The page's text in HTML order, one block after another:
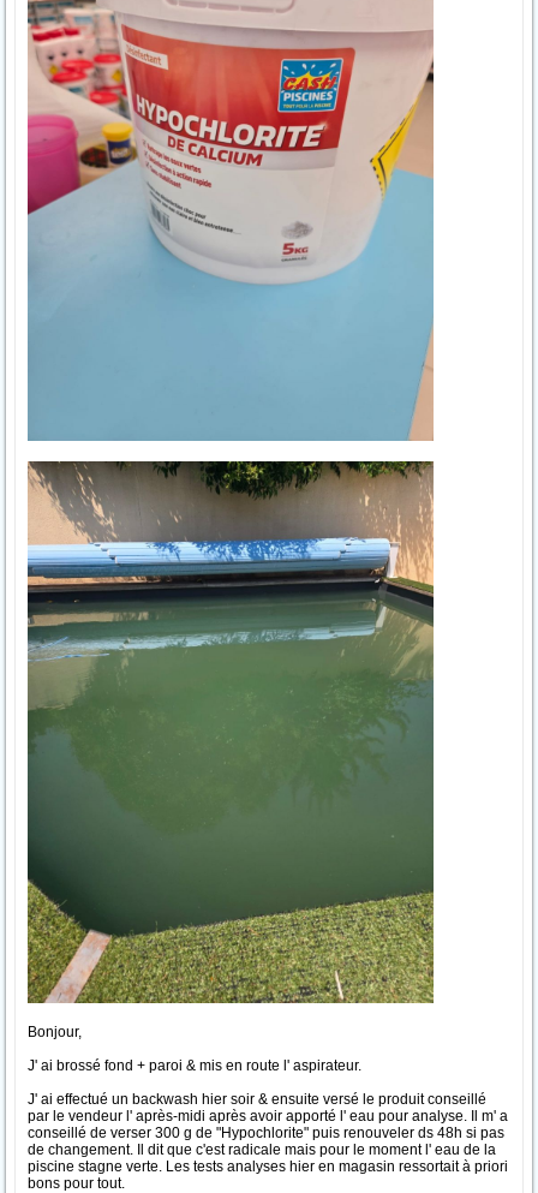
Bonjour,
J' ai brossé fond + paroi & mis en route l' aspirateur.
J' ai effectué un backwash hier soir & ensuite versé le produit conseillé
par le vendeur l' après-midi après avoir apporté l' eau pour analyse. Il m' a
conseillé de verser 300 g de "Hypochlorite" puis renouveler ds 48h si pas
de changement. Il dit que c'est radicale mais pour le moment l' eau de la
piscine stagne verte. Les tests analyses hier en magasin ressortait à priori
bons pour tout.